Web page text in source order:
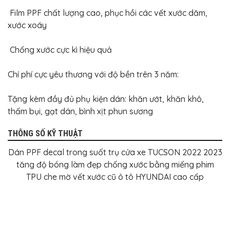
Film PPF chất lượng cao, phục hồi các vết xước dăm,
xước xoáy
Chống xước cực kì hiệu quả
Chí phí cực yêu thương với độ bền trên 3 năm:
Tặng kèm đầy đủ phụ kiện dán: khăn ướt, khăn khô,
thấm bụi, gạt dán, bình xịt phun sương
THÔNG SỐ KỸ THUẬT
Dán PPF decal trong suốt trụ cửa xe TUCSON 2022 2023
tăng độ bóng làm đẹp chống xước bằng miếng phim
TPU che mờ vết xước cũ ô tô HYUNDAI cao cấp